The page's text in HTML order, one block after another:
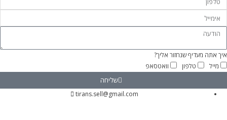
איך אתה מעדיף שנחזור אליך?
מייל
טלפון וואטסאפ
שליחה
tirans.sell@gmail.com